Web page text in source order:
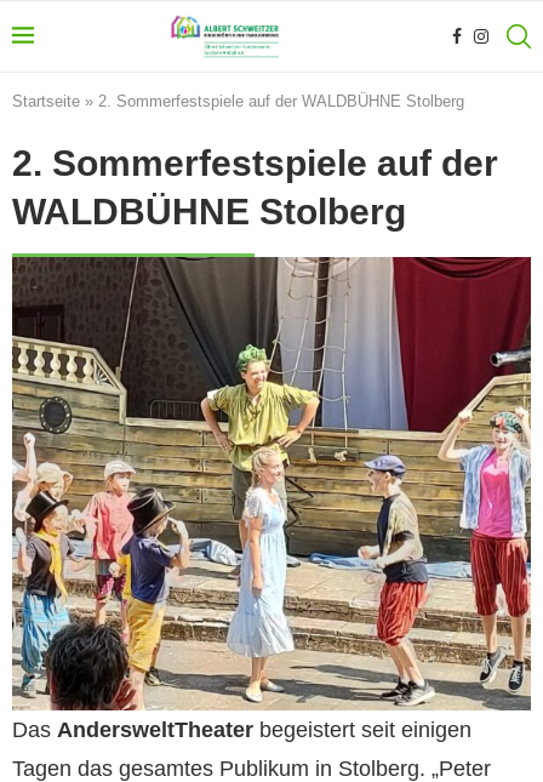
Startseite » 2. Sommerfestspiele auf der WALDBÜHNE Stolberg
2. Sommerfestspiele auf der
WALDBÜHNE Stolberg
Das AndersweltTheater begeistert seit einigen
Tagen das gesamtes Publikum in Stolberg. „Peter